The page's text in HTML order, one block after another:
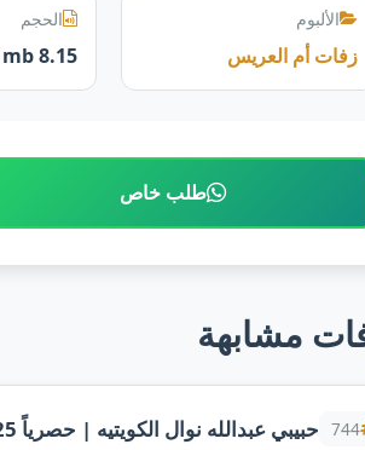
الألبوم
زفات أم العريس
الحجم
8.15 mb
طلب خاص
مشابهة
744